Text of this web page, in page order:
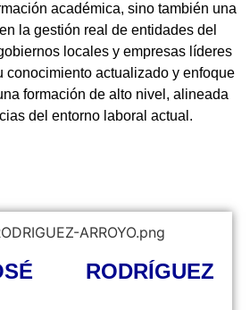
académica, sino también una
la gestión real de entidades del
locales y empresas líderes
conocimiento actualizado y enfoque
formación de alto nivel, alineada
del entorno laboral actual.
RODRÍGUEZ